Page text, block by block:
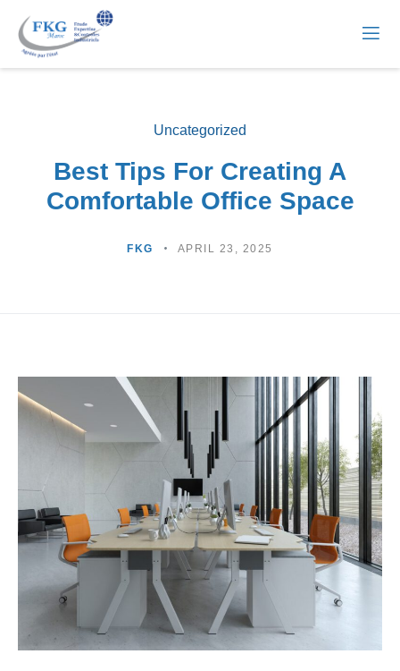
Uncategorized
Best Tips For Creating A
Comfortable Office Space
FKG APRIL 23, 2025